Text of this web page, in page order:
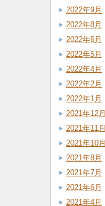
2022年9月
2022年8月
2022年6月
2022年5月
2022年4月
2022年2月
2022年1月
2021年12月
2021年11月
2021年10月
2021年8月
2021年7月
2021年6月
2021年4月